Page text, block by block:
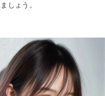
しょう。